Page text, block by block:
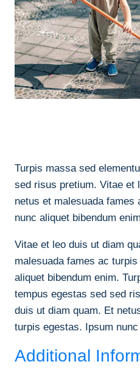
Turpis massa sed
sed risus pretium. Vitae et
netus et malesuada
nunc aliquet bibendum
Vitae et leo duis ut diam
malesuada fames ac
aliquet bibendum enim.
tempus egestas sed sed
duis ut diam quam. Et
turpis egestas. Ipsum
Additional